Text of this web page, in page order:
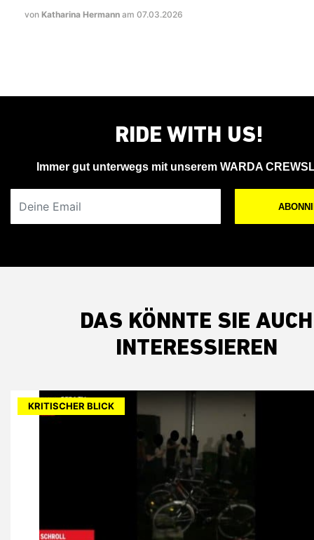
von Katharina Hermann am 07.03.2026
RIDE WITH US!
Immer gut unterwegs mit unserem WARDA
DAS KÖNNTE SIE AUCH
INTERESSIEREN
KRITISCHER BLICK